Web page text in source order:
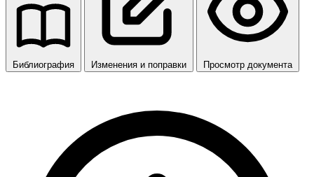
Библиография Изменения и поправки Просмотр документа